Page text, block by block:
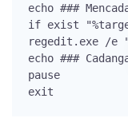
echo ###
if exist
regedit.exe /e
echo ###
pause
exit